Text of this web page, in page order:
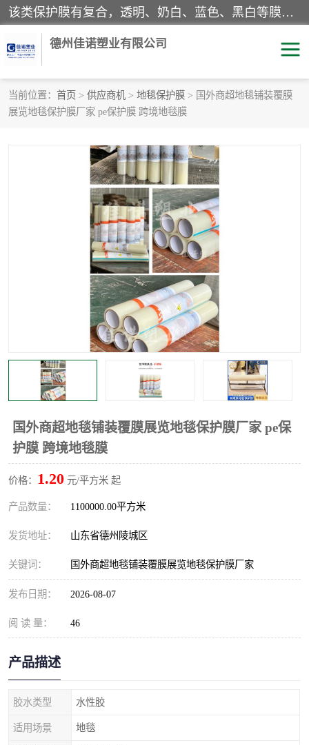
该类保护膜有复合，透明、奶白、蓝色、黑白等膜型。特高粘，高粘，中高粘，中粘，中低粘，低粘等。对于不同的粘力要求有相应的产品相适配。无胶渍残留污染。在较宽的收卷幅度下平整无皱纹，收卷长度大，利于机械化及自动化施工粘贴。为您的产品提供的表面保护解决方案。 产品广泛适用于：铝材、不锈钢、金属、塑料、电子、家电、家具、玻璃、化工材料、装饰材料等。
德州佳诺塑业有限公司
当前位置： 首页 > 供应商机 > 地毯保护膜 > 国外商超地毯铺装覆膜
展览地毯保护膜厂家 pe保护膜 跨境地毯膜
国外商超地毯铺装覆膜展览地毯保护膜厂家 pe保
护膜 跨境地毯膜
价格： 1.20 元/平方米 起
产品数量： 1100000.00平方米
发货地址： 山东省德州陵城区
关键词： 国外商超地毯铺装覆膜展览地毯保护膜厂家
发布日期： 2026-08-07
阅 读 量： 46
产品描述
胶水类型 水性胶
适用场景 地毯
pe保护膜 包装膜
家具保护膜
透明保护膜
乳白保护膜
纯黑保护膜
彩钢板保护膜
不绣钢板保护膜 两边上胶保护膜
铝板保护膜
不锈钢板保护膜 一次性隔离膜